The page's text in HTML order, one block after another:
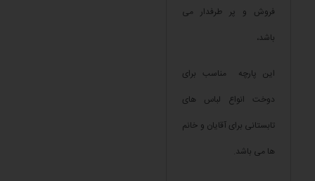
فروش و پر طرفدار می
باشد،
این پارچه مناسب برای
دوخت انواع لباس های
تابستانی برای آقایان و خانم
ها می باشد.